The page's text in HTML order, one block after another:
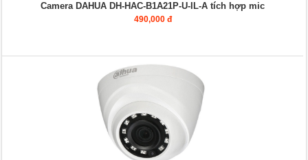
Camera DAHUA DH-HAC-B1A21P-U-IL-A tích hợp mic
490,000 đ